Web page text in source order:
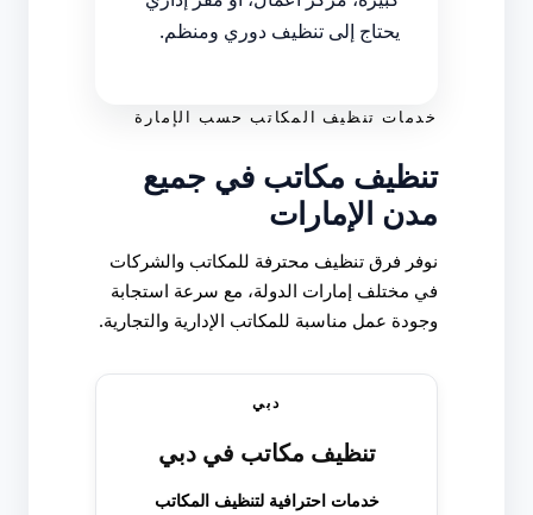
يحتاج إلى تنظيف دوري ومنظم.
خدمات تنظيف المكاتب حسب الإمارة
تنظيف مكاتب في جميع
مدن الإمارات
نوفر فرق تنظيف محترفة للمكاتب والشركات
في مختلف إمارات الدولة، مع سرعة استجابة
وجودة عمل مناسبة للمكاتب الإدارية والتجارية.
دبي
تنظيف مكاتب في دبي
خدمات احترافية لتنظيف المكاتب